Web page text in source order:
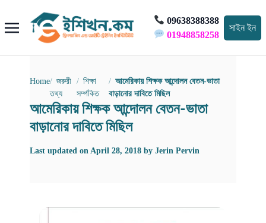
09638388388
01948858258
সাইন ইন
Home
জরুরী
তথ্য
শিক্ষা
সর্ম্পকিত
আমেরিকায় শিক্ষক আন্দোলন বেতন-ভাতা
বাড়ানোর দাবিতে মিছিল
আমেরিকায় শিক্ষক আন্দোলন বেতন-ভাতা
বাড়ানোর দাবিতে মিছিল
Last updated on April 28, 2018 by Jerin Pervin